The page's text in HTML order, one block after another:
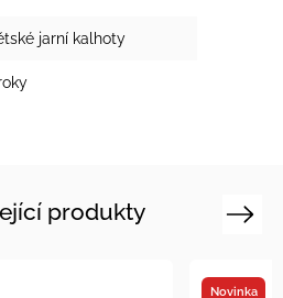
jarní kalhoty
produkty
Novinka
Next